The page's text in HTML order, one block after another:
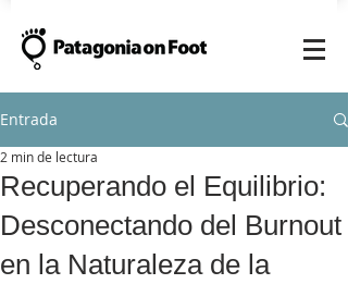
Entrada
Recuperando el Equilibrio:
Desconectando del Burnout
en la Naturaleza de la
2 min de lectura